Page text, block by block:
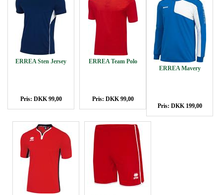
ERREA Sten Jersey
Pris: DKK 99,00
ERREA Team Polo
Pris: DKK 99,00
ERREA Mavery
Pris: DKK 199,00